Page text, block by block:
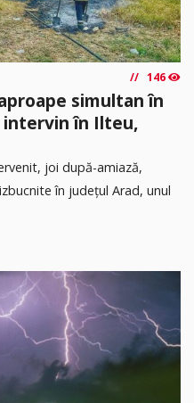
146
simultan în
intervin în Ilteu,
joi după-amiază,
în județul Arad, unul